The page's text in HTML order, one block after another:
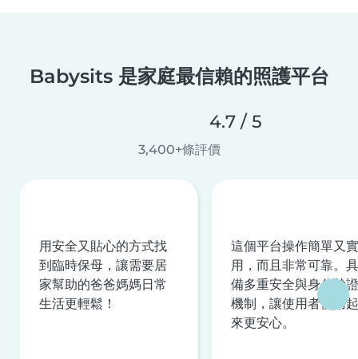
Babysits 是家庭最信賴的照護平台
4.7 / 5
3,400+條評價
用安全又貼心的方式找
到臨時保母，讓需要居
家幫助的爸爸媽媽日常
生活更輕鬆！
這個平台操作簡單又實
用，而且非常可靠。具
備多重安全與身分驗證
機制，讓使用者使用起
來更安心。